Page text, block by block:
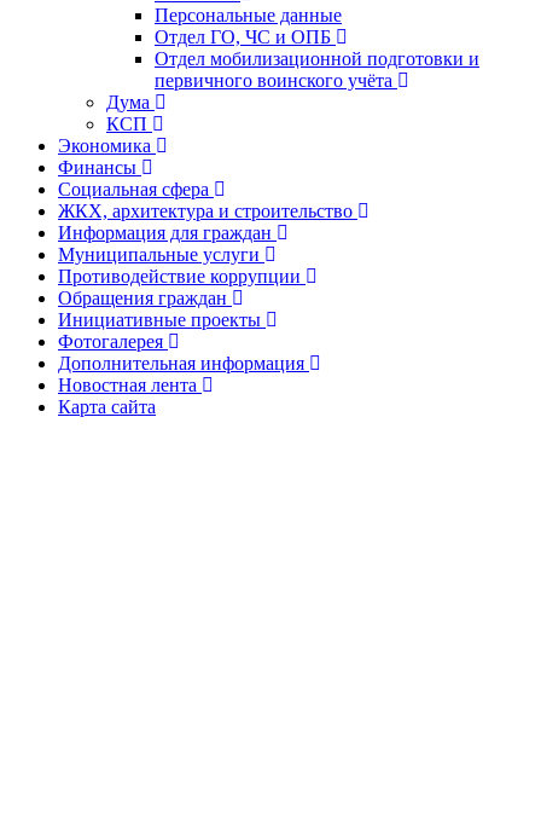
Персональные данные
Отдел ГО, ЧС и ОПБ
Отдел мобилизационной подготовки и
первичного воинского учёта
Дума
КСП
Экономика
Финансы
Социальная сфера
ЖКХ, архитектура и строительство
Информация для граждан
Муниципальные услуги
Противодействие коррупции
Обращения граждан
Инициативные проекты
Фотогалерея
Дополнительная информация
Новостная лента
Карта сайта